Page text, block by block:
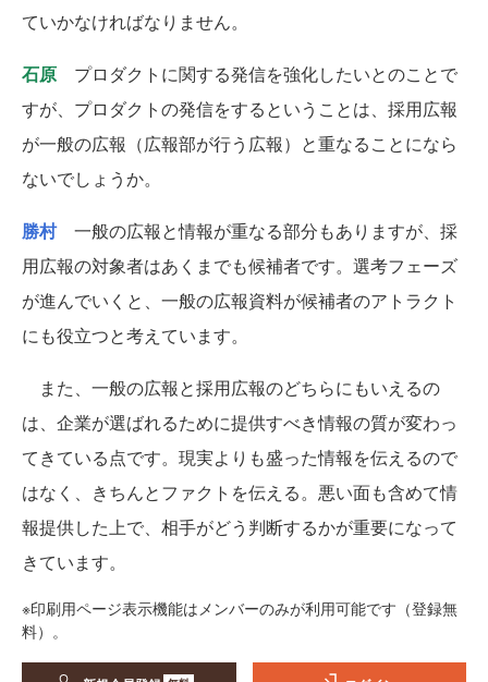
ていかなければなりません。
石原 プロダクトに関する発信を強化したいとのことで
すが、プロダクトの発信をするということは、採用広報
が一般の広報（広報部が行う広報）と重なることになら
ないでしょうか。
勝村一般の広報と情報が重なる部分もありますが、採
用広報の対象者はあくまでも候補者です。選考フェーズ
が進んでいくと、一般の広報資料が候補者のアトラクト
にも役立つと考えています。
また、一般の広報と採用広報のどちらにもいえるの
は、企業が選ばれるために提供すべき情報の質が変わっ
てきている点です。現実よりも盛った情報を伝えるので
はなく、きちんとファクトを伝える。悪い面も含めて情
報提供した上で、相手がどう判断するかが重要になって
きています。
※印刷用ページ表示機能はメンバーのみが利用可能です（登録無
料）。